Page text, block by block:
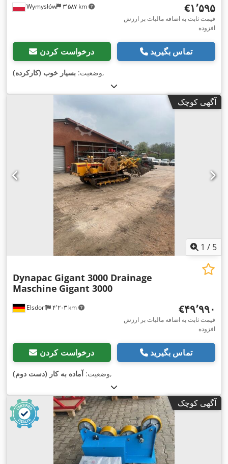
Wymysłów ۳٬۵۸۷ km ‎€۱٬۵۹۵
قیمت ثابت به اضافه مالیات بر ارزش
افزوده
درخواست کردن تماس بگیرید
وضعیت: بسیار خوب (کارکرده) ,
آگهی کوچک
1 / 5
Elsdorf ۴٬۲۰۳ km
Dynapac Gigant 3000 Drainage
Maschine Gigant 3000
‎€۴۹٬۹۹۰
قیمت ثابت به اضافه مالیات بر ارزش
افزوده
درخواست کردن تماس بگیرید
وضعیت: آماده به کار (دست دوم) ,
آگهی کوچک